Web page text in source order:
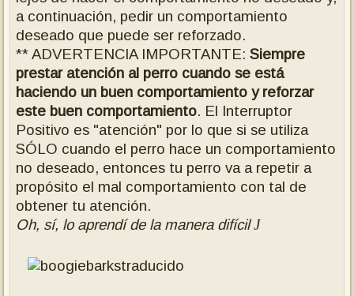
a continuación, pedir un comportamiento
deseado que puede ser reforzado.
** ADVERTENCIA IMPORTANTE:Siempre
prestar atención al perro cuando se está
haciendo un buen comportamiento y reforzar
este buen comportamiento. El Interruptor
Positivo es "atención" por lo que si se utiliza
SÓLO cuando el perro hace un comportamiento
no deseado, entonces tu perro va a repetir a
propósito el mal comportamiento con tal de
obtener tu atención.
Oh, sí, lo aprendí de la manera difícilJ